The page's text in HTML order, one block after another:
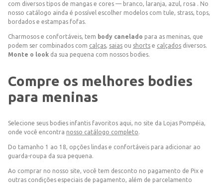
com diversos tipos de mangas e cores — branco, laranja, azul, rosa . No
nosso catálogo ainda é possível escolher modelos com tule, strass, tops,
bordados e estampas fofas.
Charmosos e confortáveis, tem body canelado para as meninas, que
podem ser combinados com calças, saias ou shorts e calçados diversos.
Monte o look da sua pequena com nossos bodies.
Compre os melhores bodies
para meninas
Selecione seus bodies infantis favoritos aqui, no site da Lojas Pompéia,
onde você encontra nosso catálogo completo.
Do tamanho 1 ao 18, opções lindas e confortáveis para adicionar ao
guarda-roupa da sua pequena.
Ao comprar no nosso site, você tem desconto no pagamento de Pix e
outras condições especiais de pagamento, além de parcelamento